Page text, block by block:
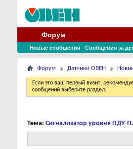
Форум
Новые сообщения Сообщения за
Форум Датчики ОВЕН
Если это ваш первый визит,
сообщений выберите раздел.
Тема: Сигнализатор уровня ПДУ-